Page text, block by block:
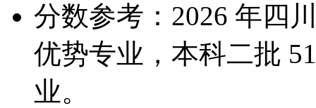
分数参考：2026 年四
优势专业，本科二批
业。